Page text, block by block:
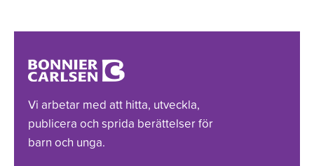
Vi arbetar med att hitta, utveckla,
publicera och sprida berättelser för
barn och unga.